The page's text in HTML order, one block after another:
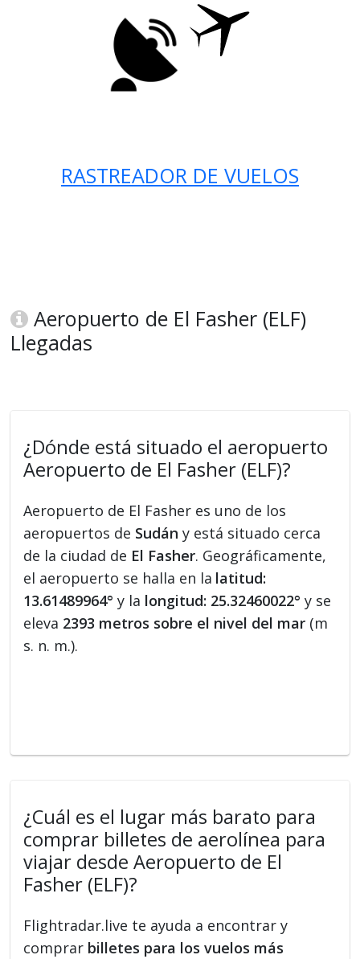
RASTREADOR DE VUELOS
Aeropuerto de El Fasher (ELF)
Llegadas
¿Dónde está situado el aeropuerto
Aeropuerto de El Fasher (ELF)?
Aeropuerto de El Fasher es uno de los
aeropuertos de Sudán y está situado cerca
de la ciudad de El Fasher. Geográficamente,
el aeropuerto se halla en la latitud:
13.61489964° y la longitud: 25.32460022° y se
eleva 2393 metros sobre el nivel del mar (m
s. n. m.).
¿Cuál es el lugar más barato para
comprar billetes de aerolínea para
viajar desde Aeropuerto de El
Fasher (ELF)?
Flightradar.live te ayuda a encontrar y
comprar billetes para los vuelos más